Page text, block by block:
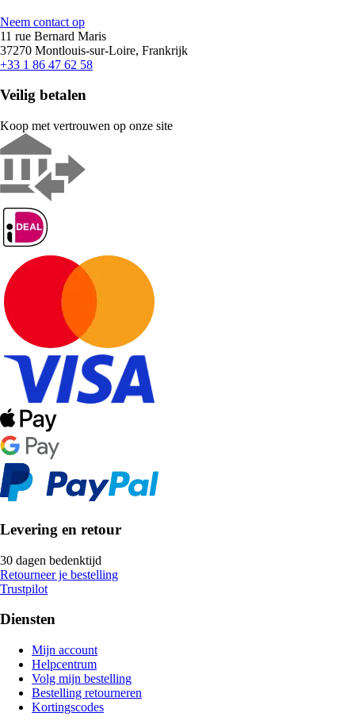
Neem contact op
11 rue Bernard Maris
37270 Montlouis-sur-Loire, Frankrijk
+33 1 86 47 62 58
Veilig betalen
Koop met vertrouwen op onze site
Levering en retour
30 dagen bedenktijd
Retourneer je bestelling
Trustpilot
Diensten
Mijn account
Helpcentrum
Volg mijn bestelling
Bestelling retourneren
Kortingscodes